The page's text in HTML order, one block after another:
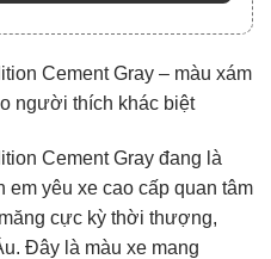
Cement Gray – màu xám
người thích khác biệt
Cement Gray đang là
yêu xe cao cấp quan tâm
cực kỳ thời thượng,
Đây là màu xe mang